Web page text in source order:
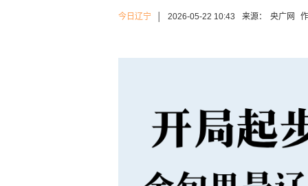
今日辽宁 2026-05-22 10:43 来源： 央广网